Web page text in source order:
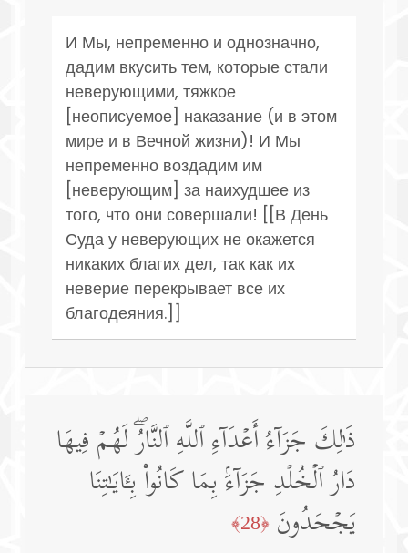
И Мы, непременно и однозначно,
дадим вкусить тем, которые стали
неверующими, тяжкое
[неописуемое] наказание (и в этом
мире и в Вечной жизни)! И Мы
непременно воздадим им
[неверующим] за наихудшее из
того, что они совершали! [[В День
Суда у неверующих не окажется
никаких благих дел, так как их
неверие перекрывает все их
благодеяния.]]
ذَ ٰ⁠لِكَ جَزَاۤءُ أَعۡدَاۤءِ ٱللَّهِ ٱلنَّارُۖ لَهُمۡ فِیهَا
دَارُ ٱلۡخُلۡدِ جَزَاۤءَۢ بِمَا كَانُوا۟ بِـَٔایَـٰتِنَا
یَجۡحَدُونَ ﴿28﴾